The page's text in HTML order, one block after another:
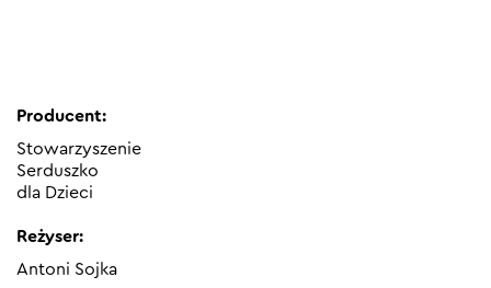
Producent:
Stowarzyszenie
Serduszko
dla Dzieci
Reżyser:
Antoni Sojka